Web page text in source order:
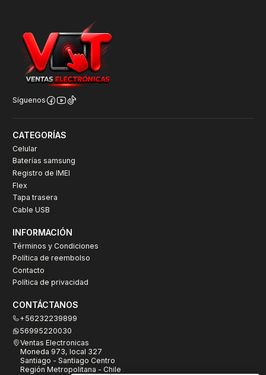
Síguenos
CATEGORÍAS
Celular
Baterías samsung
Registro de IMEI
Flex
Tapa trasera
Cable USB
INFORMACIÓN
Términos y Condiciones
Política de reembolso
Contacto
Política de privacidad
CONTÁCTANOS
+56232239899
56995220030
Ventas Electronicas
Moneda 973, local 327
Santiago - Santiago Centro
Región Metropolitana - Chile